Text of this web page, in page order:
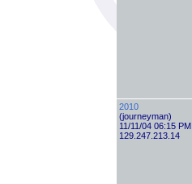
2010
(journeyman)
11/11/04 06:15 PM
129.247.213.14